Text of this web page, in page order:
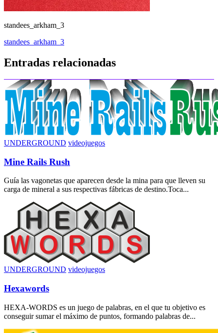
standees_arkham_3
Navegación
de
entradas
standees_arkham_3
Entradas relacionadas
UNDERGROUND videojuegos
Mine Rails Rush
Guía las vagonetas que aparecen desde la mina para que lleven su
carga de mineral a sus respectivas fábricas de destino.Toca...
UNDERGROUND videojuegos
Hexawords
HEXA-WORDS es un juego de palabras, en el que tu objetivo es
conseguir sumar el máximo de puntos, formando palabras de...